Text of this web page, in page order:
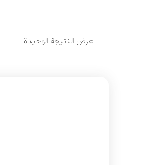
عرض النتيجة الوحيدة